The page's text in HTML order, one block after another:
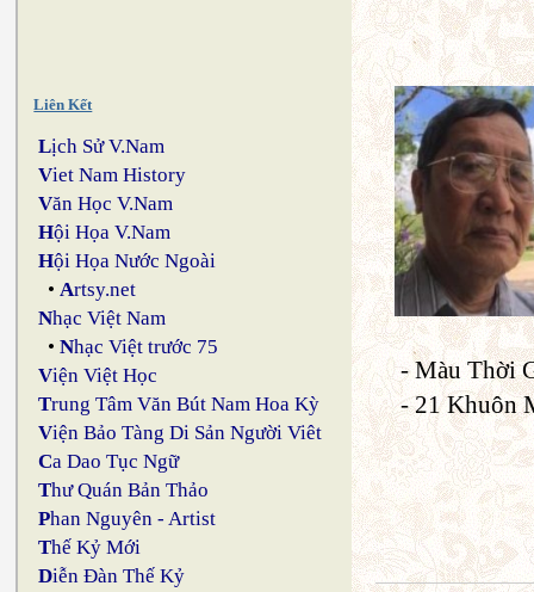
Liên Kết
Lịch Sử V.Nam
Viet Nam History
Văn Học V.Nam
Hội Họa V.Nam
Hội Họa Nước Ngoài
•Artsy.net
Nhạc Việt Nam
•Nhạc Việt trước 75
Viện Việt Học
Trung Tâm Văn Bút Nam Hoa Kỳ
Viện Bảo Tàng Di Sản Người Viêt
Ca Dao Tục Ngữ
Thư Quán Bản Thảo
Phan Nguyên - Artist
Thế Kỷ Mới
Diễn Đàn Thế Kỷ
- Màu Thời
- 21 Khuôn